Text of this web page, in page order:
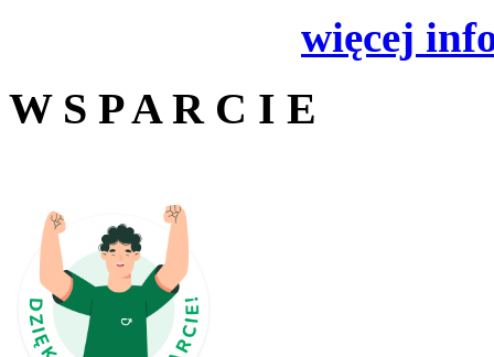
więcej
W S P A R C I E